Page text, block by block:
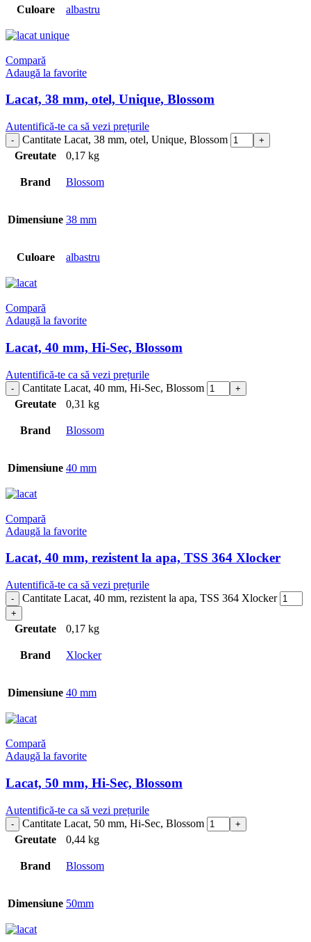
Culoare albastru
Compară
Adaugă la favorite
Lacat, 38 mm, otel, Unique, Blossom
Autentifică-te ca să vezi prețurile
Cantitate Lacat, 38 mm, otel, Unique, Blossom
Greutate
0,17 kg
Brand Blossom
Dimensiune 38 mm
Culoare albastru
Compară
Adaugă la favorite
Lacat, 40 mm, Hi-Sec, Blossom
Autentifică-te ca să vezi prețurile
Cantitate Lacat, 40 mm, Hi-Sec, Blossom
Greutate
0,31 kg
Brand Blossom
Dimensiune 40 mm
Compară
Adaugă la favorite
Lacat, 40 mm, rezistent la apa, TSS 364 Xlocker
Autentifică-te ca să vezi prețurile
Cantitate Lacat, 40 mm, rezistent la apa, TSS 364 Xlocker
Greutate 0,17 kg
Brand Xlocker
Dimensiune 40 mm
Compară
Adaugă la favorite
Lacat, 50 mm, Hi-Sec, Blossom
Autentifică-te ca să vezi prețurile
Cantitate Lacat, 50 mm, Hi-Sec, Blossom
Greutate
0,44 kg
Brand Blossom
Dimensiune 50mm